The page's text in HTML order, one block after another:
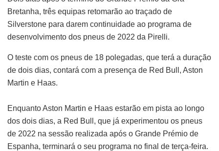
Bretanha, três equipas retomarão ao traçado de
Silverstone para darem continuidade ao programa de
desenvolvimento dos pneus de 2022 da Pirelli.
O teste com os pneus de 18 polegadas, que terá a duração
de dois dias, contará com a presença de Red Bull, Aston
Martin e Haas.
Enquanto Aston Martin e Haas estarão em pista ao longo
dos dois dias, a Red Bull, que já experimentou os pneus
de 2022 na sessão realizada após o Grande Prémio de
Espanha, terminará o seu programa no final de terça-feira.